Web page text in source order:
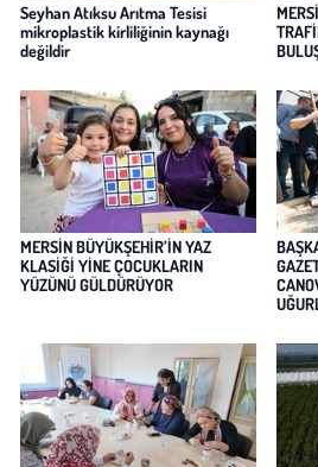
Seyhan Atıksu Arıtma Tesisi
mikroplastik kirliliğinin kaynağı
değildir
MERSİN BÜYÜKŞEHİR’İN YAZ
KLASİĞİ YİNE ÇOCUKLARIN
YÜZÜNÜ GÜLDÜRÜYOR